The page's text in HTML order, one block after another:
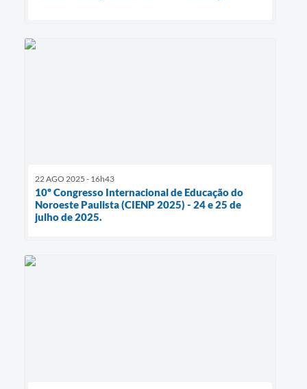
22 AGO 2025 - 16h43
10º Congresso Internacional de Educação do
Noroeste Paulista (CIENP 2025) - 24 e 25 de
julho de 2025.